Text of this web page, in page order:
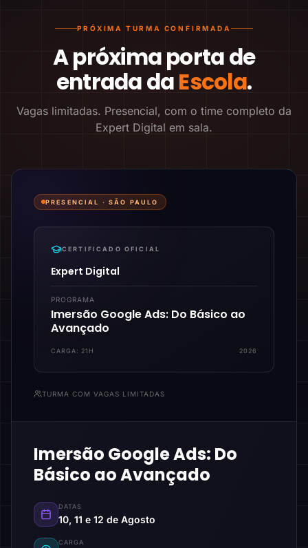
PRÓXIMA TURMA CONFIRMADA
A próxima porta de
entrada daEscola.
Vagas limitadas. Presencial, com o time completo da
Expert Digital em sala.
PRESENCIAL ·SÃO PAULO
CERTIFICADO OFICIAL
Expert Digital
PROGRAMA
Imersão Google Ads: Do Básico ao
Avançado
CARGA: 21H 2026
TURMA COM VAGAS LIMITADAS
Imersão Google Ads: Do
Básico ao Avançado
DATAS
10, 11 e 12 de Agosto
CARGA